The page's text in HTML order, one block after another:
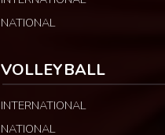
NATIONAL
VOLLEYBALL
INTERNATIONAL
NATIONAL